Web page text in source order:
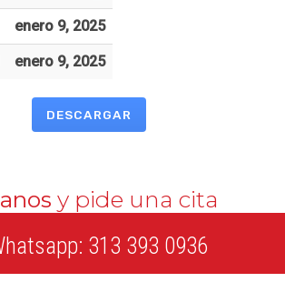
enero 9, 2025
enero 9, 2025
DESCARGAR
y pide una cita
313 393 0936